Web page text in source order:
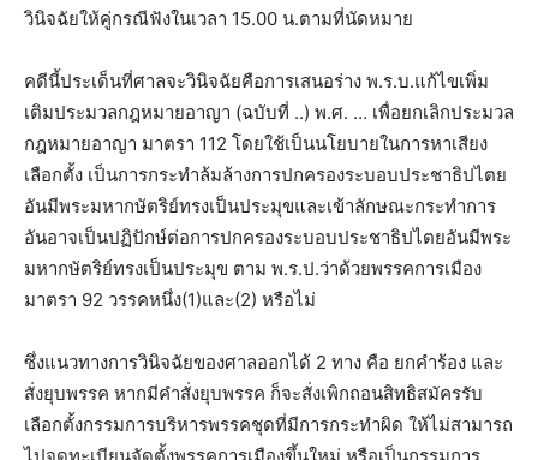
วินิจฉัยให้คู่กรณีฟังในเวลา 15.00 น.ตามที่นัดหมาย
คดีนี้ประเด็นที่ศาลจะวินิจฉัยคือการเสนอร่าง พ.ร.บ.แก้ไขเพิ่ม
เติมประมวลกฎหมายอาญา (ฉบับที่ ..) พ.ศ. … เพื่อยกเลิกประมวล
กฎหมายอาญา มาตรา 112 โดยใช้เป็นนโยบายในการหาเสียง
เลือกตั้ง เป็นการกระทำล้มล้างการปกครองระบอบประชาธิปไตย
อันมีพระมหากษัตริย์ทรงเป็นประมุขและเข้าลักษณะกระทำการ
อันอาจเป็นปฏิปักษ์ต่อการปกครองระบอบประชาธิปไตยอันมีพระ
มหากษัตริย์ทรงเป็นประมุข ตาม พ.ร.ป.ว่าด้วยพรรคการเมือง
มาตรา 92 วรรคหนึ่ง(1)และ(2) หรือไม่
ซึ่งแนวทางการวินิจฉัยของศาลออกได้ 2 ทาง คือ ยกคำร้อง และ
สั่งยุบพรรค หากมีคำสั่งยุบพรรค ก็จะสั่งเพิกถอนสิทธิสมัครรับ
เลือกตั้งกรรมการบริหารพรรคชุดที่มีการกระทำผิด ให้ไม่สามารถ